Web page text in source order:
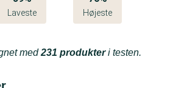
Laveste Højeste
med231 produkteri testen.